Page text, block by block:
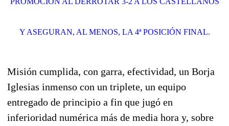
Y ASEGURAN, AL MENOS, LA 4ª POSICIÓN FINAL.
Misión cumplida, con garra, efectividad, un Borja
Iglesias inmenso con un triplete, un equipo
entregado de principio a fin que jugó en
inferioridad numérica más de media hora y, sobre